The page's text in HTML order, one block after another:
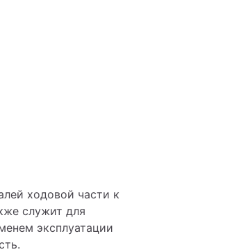
ходовой части к
служит для
эксплуатации